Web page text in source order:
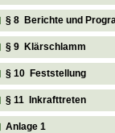
§ 8 Berichte und
§ 9 Klärschlamm
§ 10 Feststellung
§ 11 Inkrafttreten
Anlage 1